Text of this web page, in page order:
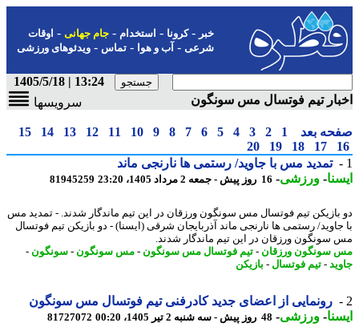
-کرونا-استخدام- جام جهانی-اوقات
شرعی-آب و هوا-تماس-ویدئوهای ورزشی
13:24 | 1405/5/18
تیم فوتسال مس سونگون
سرویسها
بعد 1
2
3
4
5
6
7
8
9
10
11
12
13
14
15
17
18
19
20
تمدید مس با جاوید/ رستمی ها نارنجی ماند
-ورزشی-16 روز پیش - جمعه 2 مرداد 1405، 23:20 81945259
تیم فوتسال مس سونگون ورزقان در این تیم ماندگار شدند. - تمدید مس
رستمی ها نارنجی ماند آذربایجان شرقی (ایسنا) - دو بازیکن تیم فوتسال
ورزقان در این تیم ماندگار شدند.
سونگون ورزقان -تیم فوتسال مس سونگون-مس سونگون-سونگون-
-تیم فوتسال-بازیکن
رونمایی از اعضای جدید کادرفنی تیم فوتسال مس سونگون
-ورزشی-48 روز پیش - سه شنبه 2 تیر 1405، 00:20 81727072